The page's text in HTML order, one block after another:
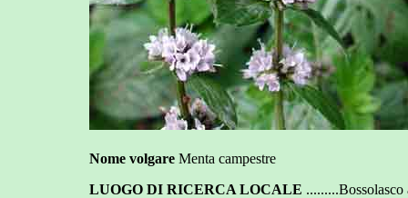
Nome volgareMenta campestre
LUOGO DI RICERCA LOCALE .........Bossolasco